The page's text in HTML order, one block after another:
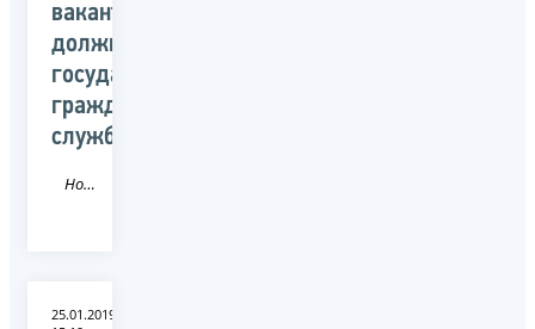
вакантных
должностей
государственной
гражданской
службы
Новость
25.01.2019